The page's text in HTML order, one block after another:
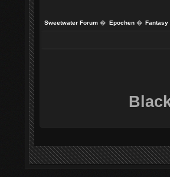
Sweetwater Forum � Epochen� Fantasy